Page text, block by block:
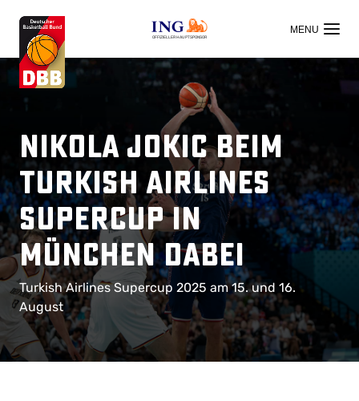
OFFIZIELLER HAUPTSPONSOR
Nikola Jokic beim
Turkish Airlines
Supercup in
München dabei
Turkish Airlines Supercup 2025 am 15. und 16.
August